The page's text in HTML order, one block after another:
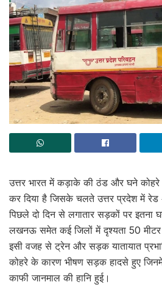
उत्तर भारत में कड़ाके की ठंड और घने
कर दिया है जिसके चलते उत्तर प्रदेश में रेड
पिछले दो दिन से लगातार सड़कों पर इतना
लखनऊ समेत कई जिलों में दृश्यता 50
इसी वजह से ट्रेन और सड़क यातायात
कोहरे के कारण भीषण सड़क हादसे हुए
काफी जानमाल की हानि हुई।